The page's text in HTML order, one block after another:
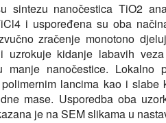
sintezu nanočestica TiO2
i uspoređena su oba
zračenje monotono
kidanje labavih
nanočestice. Lokalno
lancima kao i slabe
mase. Usporedba oba
je na SEM slikama u